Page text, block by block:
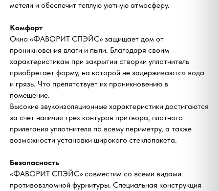
метели и обеспечит теплую уютную атмосферу.
Комфорт
Окно «ФАВОРИТ СПЭЙС» защищает дом от
проникновения влаги и пыли. Благодаря своим
характеристикам при закрытии створки уплотнитель
приобретает форму, на которой не задерживаются вода
и грязь. Что препятствует их проникновению в
помещение.
Высокие звукоизоляционные характеристики достигаются
за счет наличия трех контуров притвора, плотного
прилегания уплотнителя по всему периметру, а также
возможности установки широкого стеклопакета.
Безопасность
«ФАВОРИТ СПЭЙС» совместим со всеми видами
противовзломной фурнитуры. Специальная конструкция